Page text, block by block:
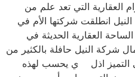
العقارية التي تعد علم من
انطلقت شركتها الأم في
الساحة العقارية الحديثة في
شركة النيل حافلة بالكثير من
التميز اذل ي يحسب لهذه